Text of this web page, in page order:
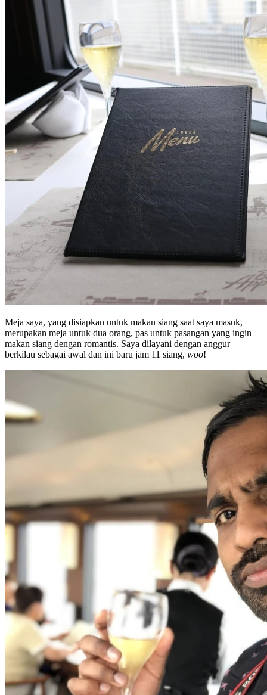
Meja saya, yang disiapkan untuk makan siang saat saya masuk,
merupakan meja untuk dua orang, pas untuk pasangan yang ingin
makan siang dengan romantis. Saya dilayani dengan anggur
berkilau sebagai awal dan ini baru jam 11 siang, woo!